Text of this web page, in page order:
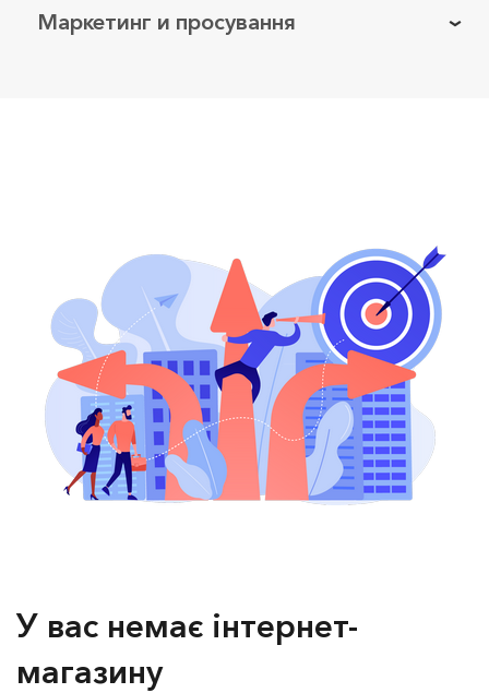
Маркетинг и просування
У вас немає інтернет-
магазину